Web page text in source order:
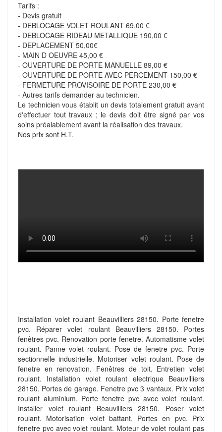
Tarifs :
- Devis gratuit
- DEBLOCAGE VOLET ROULANT 69,00 €
- DEBLOCAGE RIDEAU METALLIQUE 190,00 €
- DEPLACEMENT 50,00€
- MAIN D OEUVRE 45,00 €
- OUVERTURE DE PORTE MANUELLE 89,00 €
- OUVERTURE DE PORTE AVEC PERCEMENT 150,00 €
- FERMETURE PROVISOIRE DE PORTE 230,00 €
- Autres tarifs demander au technicien.
Le technicien vous établit un devis totalement gratuit avant
d'effectuer tout travaux ; le devis doit être signé par vos
soins préalablement avant la réalisation des travaux.
Nos prix sont H.T.
Installation volet roulant Beauvilliers 28150. Porte fenetre
pvc. Réparer volet roulant Beauvilliers 28150. Portes
fenêtres pvc. Renovation porte fenetre. Automatisme volet
roulant. Panne volet roulant. Pose de fenetre pvc. Porte
sectionnelle industrielle. Motoriser volet roulant. Pose de
fenetre en renovation. Fenêtres de toit. Entretien volet
roulant. Installation volet roulant electrique Beauvilliers
28150. Portes de garage. Fenetre pvc 3 vantaux. Prix volet
roulant aluminium. Porte fenetre pvc avec volet roulant.
Installer volet roulant Beauvilliers 28150. Poser volet
roulant. Motorisation volet battant. Portes en pvc. Prix
fenetre pvc avec volet roulant. Moteur de volet roulant pas